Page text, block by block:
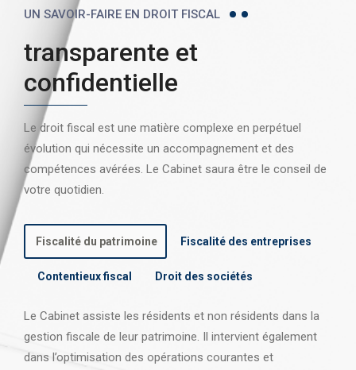
UN SAVOIR-FAIRE EN DROIT FISCAL
transparente et
confidentielle
Le droit fiscal est une matière complexe en perpétuel
évolution qui nécessite un accompagnement et des
compétences avérées. Le Cabinet saura être le conseil de
votre quotidien.
Fiscalité du patrimoine Fiscalité des entreprises
Contentieux fiscal Droit des sociétés
Le Cabinet assiste les résidents et non résidents dans la
gestion fiscale de leur patrimoine. Il intervient également
dans l’optimisation des opérations courantes et